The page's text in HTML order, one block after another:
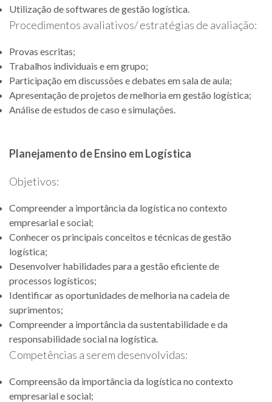
Utilização de softwares de gestão logística.
Procedimentos avaliativos/ estratégias de avaliação:
Provas escritas;
Trabalhos individuais e em grupo;
Participação em discussões e debates em sala de aula;
Apresentação de projetos de melhoria em gestão logística;
Análise de estudos de caso e simulações.
Planejamento de Ensino em Logística
Objetivos:
Compreender a importância da logística no contexto
empresarial e social;
Conhecer os principais conceitos e técnicas de gestão
logística;
Desenvolver habilidades para a gestão eficiente de
processos logísticos;
Identificar as oportunidades de melhoria na cadeia de
suprimentos;
Compreender a importância da sustentabilidade e da
responsabilidade social na logística.
Competências a serem desenvolvidas:
Compreensão da importância da logística no contexto
empresarial e social;